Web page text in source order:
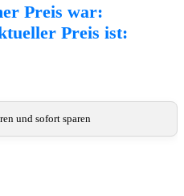
Preis war:
Preis ist:
und sofort sparen